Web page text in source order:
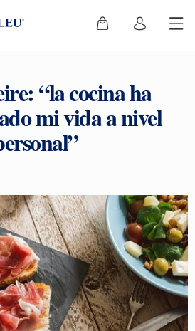
“la cocina ha
mi vida a nivel